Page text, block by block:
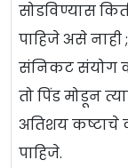
सोडविण्यास
पाहिजे असे नाही
संनिकट संयोग
तो पिंड मोडून
अतिशय
पाहिजे.